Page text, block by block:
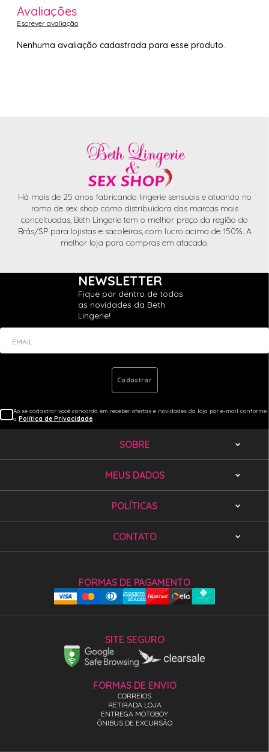
Avaliações
Escrever avaliação
Nenhuma avaliação cadastrada para esse produto.
Há mais de 25 anos fabricando lingerie sensuais e atuando no
ramo de sex shop como distribuidora das marcas mais
conceituadas, Beth Lingerie tem o melhor preço da região do
Brás/SP para lojistas e sacoleiras, com lucro acima de 150%. A
melhor loja para compras em atacado.
NEWSLETTER
Fique por dentro de todas
as novidades da Beth
Lingerie!
EMAIL
Cadastrar
Ao se cadastrar você concorda em receber ofertas e novidades da loja por e-mail conforme
aPolítica de Privacidade
SOBRE
MEUS DADOS
POLÍTICAS
CONTATO
SITE SEGURO
FORMAS DE PAGAMENTO
FORMAS DE ENVIO
CORREIOS
RETIRADA LOJA
ENTREGA MOTOBOY
ÔNIBUS DE EXCURSÃO